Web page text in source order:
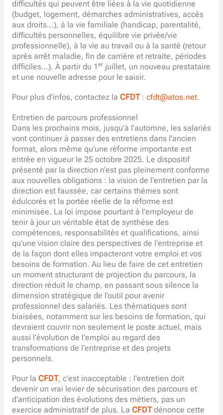
difficultés qui peuvent être liées à la vie quotidienne
(budget, logement, démarches administratives, accès
aux droits…), à la vie familiale (handicap, parentalité,
difficultés personnelles, équilibre vie privée/vie
professionnelle), à la vie au travail ou à la santé (retour
après arrêt maladie, fin de carrière et retraite, périodes
difficiles…). À partir du 1 erjuillet, un nouveau prestataire
et une nouvelle adresse pour le saisir.
Pour plus d’infos, contactez la CFDT: cfdt@atos.net.
Entretien de parcours professionnel
Dans les prochains mois, jusqu’à l’automne, les salariés
vont continuer à passer des entretiens dans l’ancien
format, alors même qu’une réforme importante est
entrée en vigueur le 25 octobre 2025. Le dispositif
présenté par la direction n’est pas pleinement conforme
aux nouvelles obligations : la vision de l’entretien par la
direction est faussée, car certains thèmes sont
édulcorés et la portée réelle de la réforme est
minimisée. La loi impose pourtant à l’employeur de
tenir à jour un véritable état de synthèse des
compétences, responsabilités et qualifications, ainsi
qu’une vision claire des perspectives de l’entreprise et
de la façon dont elles impacteront votre emploi et vos
besoins de formation. Au lieu de faire de cet entretien
un moment structurant de projection du parcours, la
direction réduit le champ, en passant sous silence la
dimension stratégique de l’outil pour avenir
professionnel des salariés. Les thématiques sont
biaisées, notamment sur les besoins de formation, qui
devraient couvrir non seulement le poste actuel, mais
aussi l’évolution de l’emploi au regard des
transformations de l’entreprise et des projets
personnels.
Pour la CFDT, c’est inacceptable : l’entretien doit
devenir un vrai levier de sécurisation des parcours et
d’anticipation des évolutions des métiers, pas un
exercice administratif de plus. La CFDTdénonce cette